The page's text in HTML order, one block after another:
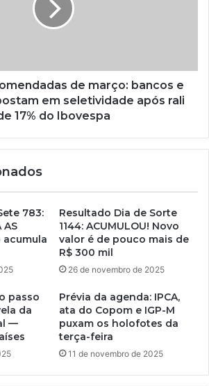
de março: bancos e
em seletividade após rali
17% do Ibovespa
783:
AS
acumula
Resultado Dia de Sorte
1144: ACUMULOU! Novo
valor é de pouco mais de
R$ 300 mil
26 de novembro de 2025
passo
da
—
Prévia da agenda: IPCA,
ata do Copom e IGP-M
puxam os holofotes da
terça-feira
11 de novembro de 2025